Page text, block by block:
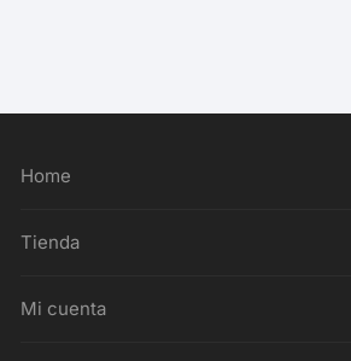
Home
Tienda
Mi cuenta